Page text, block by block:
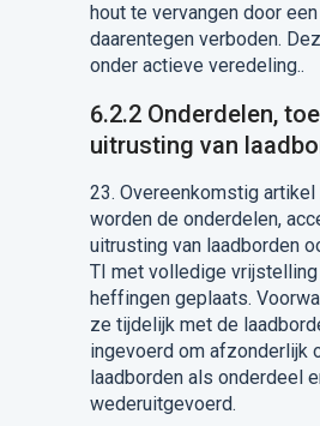
hout te vervangen door
daarentegen verboden.
onder actieve veredeling..
6.2.2 Onderdelen,
uitrusting van
23. Overeenkomstig artikel
worden de onderdelen,
uitrusting van laadborden
TI met volledige vrijstelling
heffingen geplaats.
ze tijdelijk met de
ingevoerd om afzonderlijk
laadborden als onderdeel
wederuitgevoerd.